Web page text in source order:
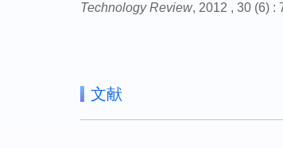
Technology Review, 2012 , 30 (6) :
文献